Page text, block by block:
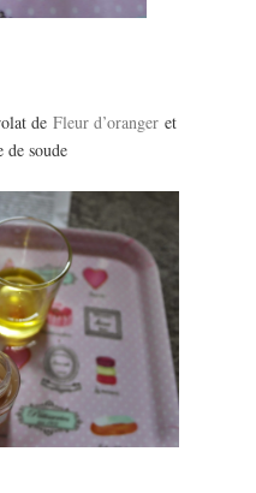
de Fleur d’orangeret
de soude